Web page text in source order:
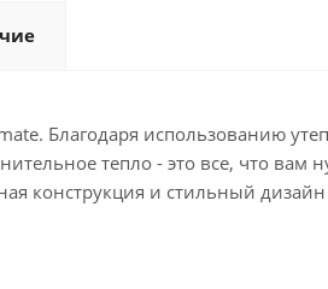
Благодаря использованию
тепло - это все, что
конструкция и стильный дизайн